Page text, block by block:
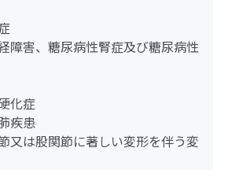
障害、糖尿病性腎症及び糖尿病性
化症
疾患
又は股関節に著しい変形を伴う変